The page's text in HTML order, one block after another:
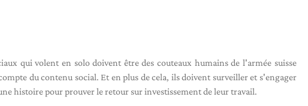
qui volent en solo doivent être des couteaux humains de l'armée suisse
du contenu social. Et en plus de cela, ils doivent surveiller et s'engager
histoire pour prouver le retour sur investissement de leur travail.